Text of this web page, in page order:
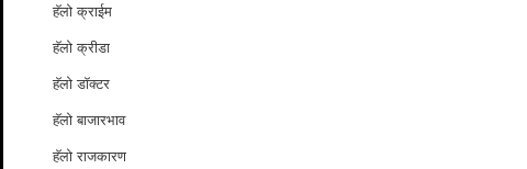
⁠हॅलो क्राईम
हॅलो क्रीडा
हॅलो डॉक्टर
हॅलो बाजारभाव
हॅलो राजकारण